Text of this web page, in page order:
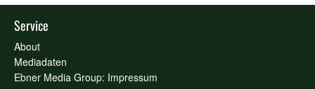
Service
About
Mediadaten
Ebner Media Group: Impressum